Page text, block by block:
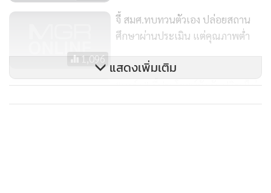
สอบ การแข่งขันก็ยังสูง มีสารพัดการสอบเพื่อวัดผล สุดท้ายเด็กก็
ฉะนั้น การจะปรับลดจำนวนชั่วโมงการเรียนลง ก็ต้องมีแนวทาง
และรูปแบบที่ชัดเสียก่อนว่าจะเอาอย่างไร ลดวิชาอะไร มีวิธีการ
1,096
จี้ สมศ.ทบทวนตัวเอง ปล่อยสถาน
ศึกษาผ่านประเมิน แต่คุณภาพต่ำ
“มาร์ค” ชี้ประโยชน์ขัดกันปฏิรูปไม่
สำเร็จ นักการเมืองมีส่วนได้เสีย เมิน
แสดงเพิ่มเติม